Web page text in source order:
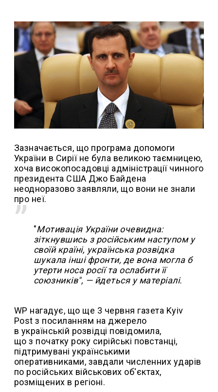
Зазначається, що програма допомоги
України в Сирії не була великою таємницею,
хоча високопосадовці адміністрації чинного
президента США Джо Байдена
неодноразово заявляли, що вони не знали
про неї.
"Мотивація України очевидна:
зіткнувшись з російським наступом у
своїй країні, українська розвідка
шукала інші фронти, де вона могла б
утерти носа росії та ослабити її
союзників", — йдеться у матеріалі.
WP нагадує, що ще 3 червня газета Kyiv
Post з посиланням на джерело
в українській розвідці повідомила,
що з початку року сирійські повстанці,
підтримувані українськими
оперативниками, завдали численних ударів
по російських військових об'єктах,
розміщених в регіоні.